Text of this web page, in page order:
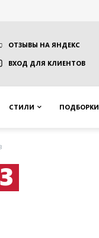
ОТЗЫВЫ НА ЯНДЕКС
ВХОД ДЛЯ КЛИЕНТОВ
СТИЛИ ПОДБОРКИ